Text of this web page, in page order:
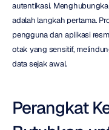
autentikasi.
adalah langkah pertama.
pengguna dan aplikasi
otak yang sensitif,
data sejak awal.
Perangkat